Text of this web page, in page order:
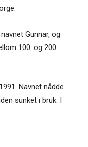
Gunnar, og
100. og 200.
Navnet nådde
sunket i bruk. I